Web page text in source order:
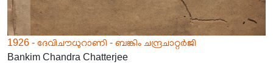
1926 - ദേവിചൗധുറാണി - ബങ്കിം ചന്ദ്രചാറ്റർജി
Bankim Chandra Chatterjee